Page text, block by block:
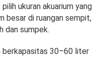
ukuran akuarium yang
besar di ruangan sempit,
dan sumpek.
berkapasitas 30–60 liter